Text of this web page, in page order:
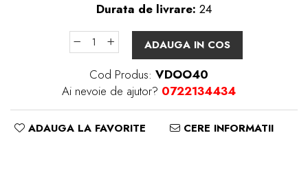
Durata de livrare: 24
ADAUGA IN COS
Cod Produs: VDOO40
Ai nevoie de ajutor? 0722134434
ADAUGA LA FAVORITE CERE INFORMATII